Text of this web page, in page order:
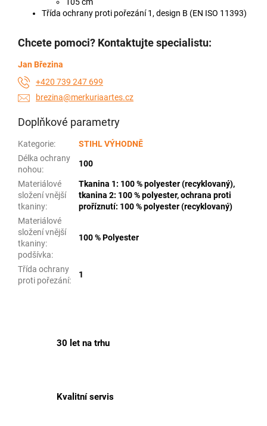
30 let na trhu
Kvalitní servis
Třída ochrany proti pořezání 1, design B (EN ISO 11393)
Chcete pomoci? Kontaktujte specialistu:
Jan Březina
+420 739 247 699
brezina@merkuriaartes.cz
Doplňkové parametry
Kategorie:
STIHL VÝHODNĚ
Délka ochrany
nohou:
100
Materiálové
složení vnější
tkaniny:
Tkanina 1: 100 % polyester (recyklovaný),
tkanina 2: 100 % polyester, ochrana proti
proříznutí: 100 % polyester (recyklovaný)
Materiálové
složení vnější
tkaniny:
podšívka:
100 % Polyester
Třída ochrany
proti pořezání:
1